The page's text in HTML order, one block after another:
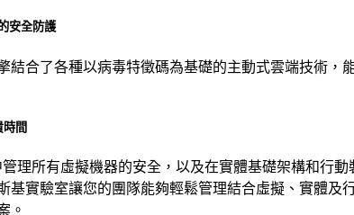
安全防護
結合了各種以病毒特徵碼為基礎的主動式雲端技術，
時間
理所有虛擬機器的安全，以及在實體基礎架構和行
基實驗室讓您的團隊能夠輕鬆管理結合虛擬、實體及
。